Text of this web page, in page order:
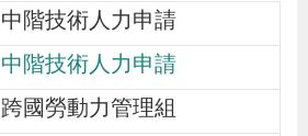
中階技術人力申請
中階技術人力申請
跨國勞動力管理組